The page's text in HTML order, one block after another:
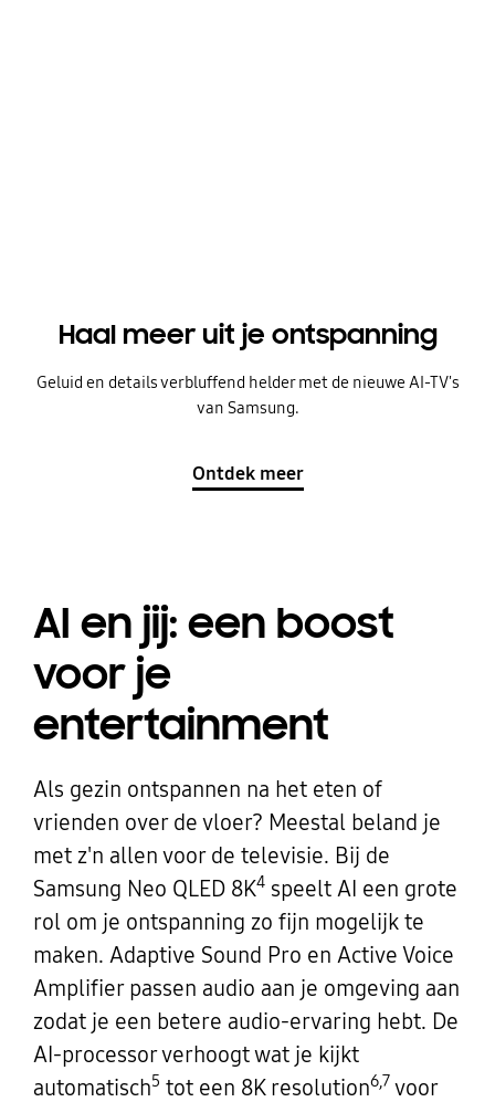
Haal meer uit je ontspanning
Geluid en details verbluffend helder met de nieuwe AI-TV's
van Samsung.
Ontdek meer
AI en jij: een boost
voor je
entertainment
Als gezin ontspannen na het eten of
vrienden over de vloer? Meestal beland je
met z'n allen voor de televisie. Bij de
Samsung Neo QLED 8K4speelt AI een grote
rol om je ontspanning zo fijn mogelijk te
maken. Adaptive Sound Pro en Active Voice
Amplifier passen audio aan je omgeving aan
zodat je een betere audio-ervaring hebt. De
AI-processor verhoogt wat je kijkt
automatisch5 tot een 8K resolution6,7 voor